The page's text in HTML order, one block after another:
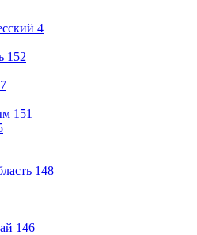
4
152
151
148
146